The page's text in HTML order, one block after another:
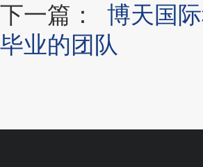
下一篇： 博天国
毕业的团队